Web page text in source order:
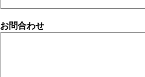
お問合わせ